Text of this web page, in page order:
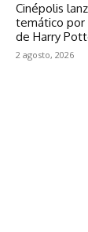
Cinépolis
temático por
de Harry
2 agosto, 2026